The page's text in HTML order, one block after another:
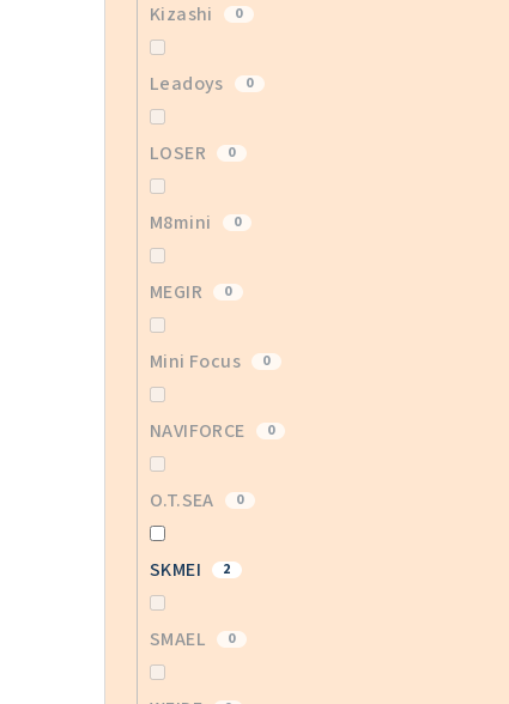
Kizashi 0
Leadoys 0
LOSER 0
M8mini 0
MEGIR 0
Mini Focus 0
NAVIFORCE 0
O.T.SEA 0
SKMEI 2
SMAEL 0